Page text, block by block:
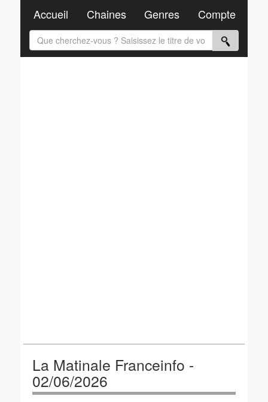
La Matinale Franceinfo -
02/06/2026
Accueil Chaines Genres Compte